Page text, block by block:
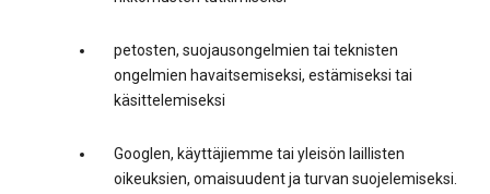
petosten, suojausongelmien tai teknisten
ongelmien havaitsemiseksi, estämiseksi tai
käsittelemiseksi
Googlen, käyttäjiemme tai yleisön laillisten
oikeuksien, omaisuudent ja turvan suojelemiseksi.